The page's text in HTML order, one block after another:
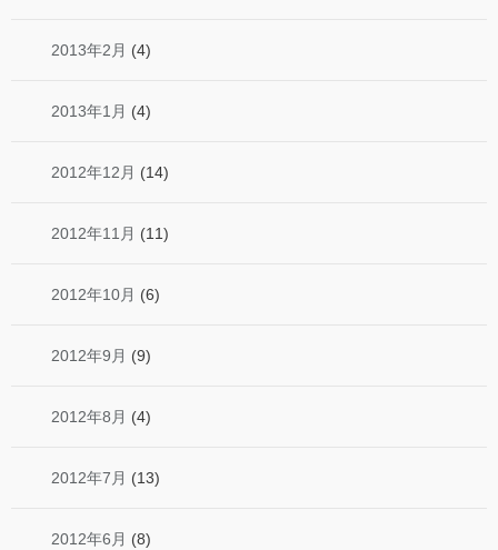
2013年2月 (4)
2013年1月 (4)
2012年12月 (14)
2012年11月 (11)
2012年10月 (6)
2012年9月 (9)
2012年8月 (4)
2012年7月 (13)
2012年6月 (8)